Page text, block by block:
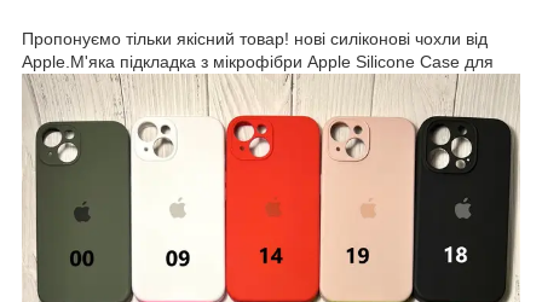
Пропонуємо тільки якісний товар! нові силіконові чохли від
Apple.М'яка підкладка з мікрофібри Apple Silicone Case для